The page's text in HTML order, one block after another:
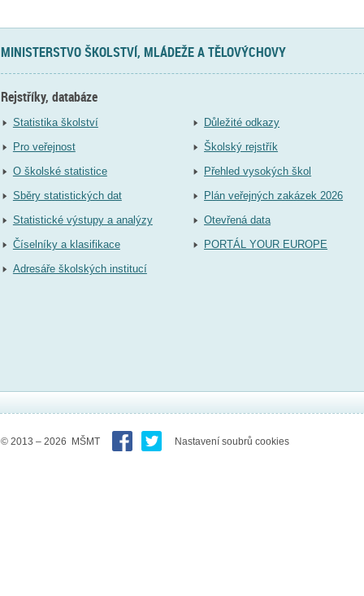
MINISTERSTVO ŠKOLSTVÍ, MLÁDEŽE A TĚLOVÝCHOVY
Rejstříky, databáze
Statistika školství
Pro veřejnost
O školské statistice
Sběry statistických dat
Statistické výstupy a analýzy
Číselníky a klasifikace
Adresáře školských institucí
Důležité odkazy
Školský rejstřík
Přehled vysokých škol
Plán veřejných zakázek 2026
Otevřená data
PORTÁL YOUR EUROPE
© 2013 – 2026 MŠMT Nastavení soubrů cookies